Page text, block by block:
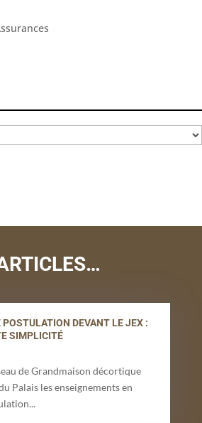
POSTULATION DEVANT LE JEX :
SIMPLICITÉ
de Grandmaison décortique
Palais les enseignements en